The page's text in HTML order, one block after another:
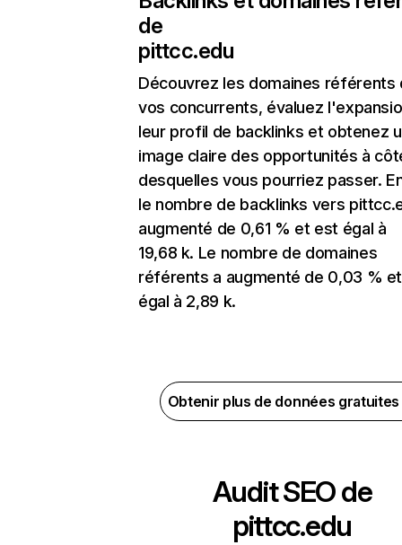
de
pittcc.edu
Découvrez les domaines référents
vos concurrents, évaluez
leur profil de backlinks et obtenez
image claire des opportunités à
desquelles vous pourriez passer.
le nombre de backlinks vers
augmenté de 0,61 % et est égal à
19,68 k. Le nombre de domaines
référents a augmenté de 0,03 %
égal à 2,89 k.
Obtenir plus de données
Audit SEO de
pittcc.edu